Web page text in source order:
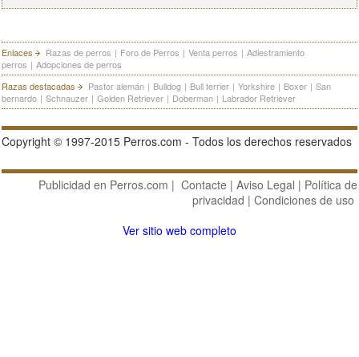
Enlaces Razas de perros | Foro de Perros | Venta perros | Adiestramiento
perros | Adopciones de perros
Razas destacadas
Pastor alemán | Bulldog | Bull terrier | Yorkshire | Boxer | San
bernardo | Schnauzer | Golden Retriever | Doberman | Labrador Retriever
Copyright © 1997-2015 Perros.com - Todos los derechos reservados
Publicidad en Perros.com | Contacte | Aviso Legal | Política de
privacidad | Condiciones de uso
Ver sitio web completo